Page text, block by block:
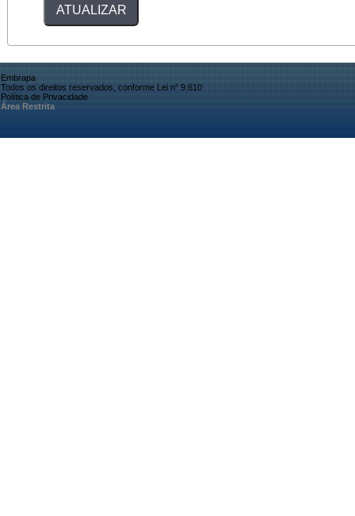
Embrapa
Todos os direitos reservados, conforme Lei n° 9.610
Política de Privacidade
Área Restrita